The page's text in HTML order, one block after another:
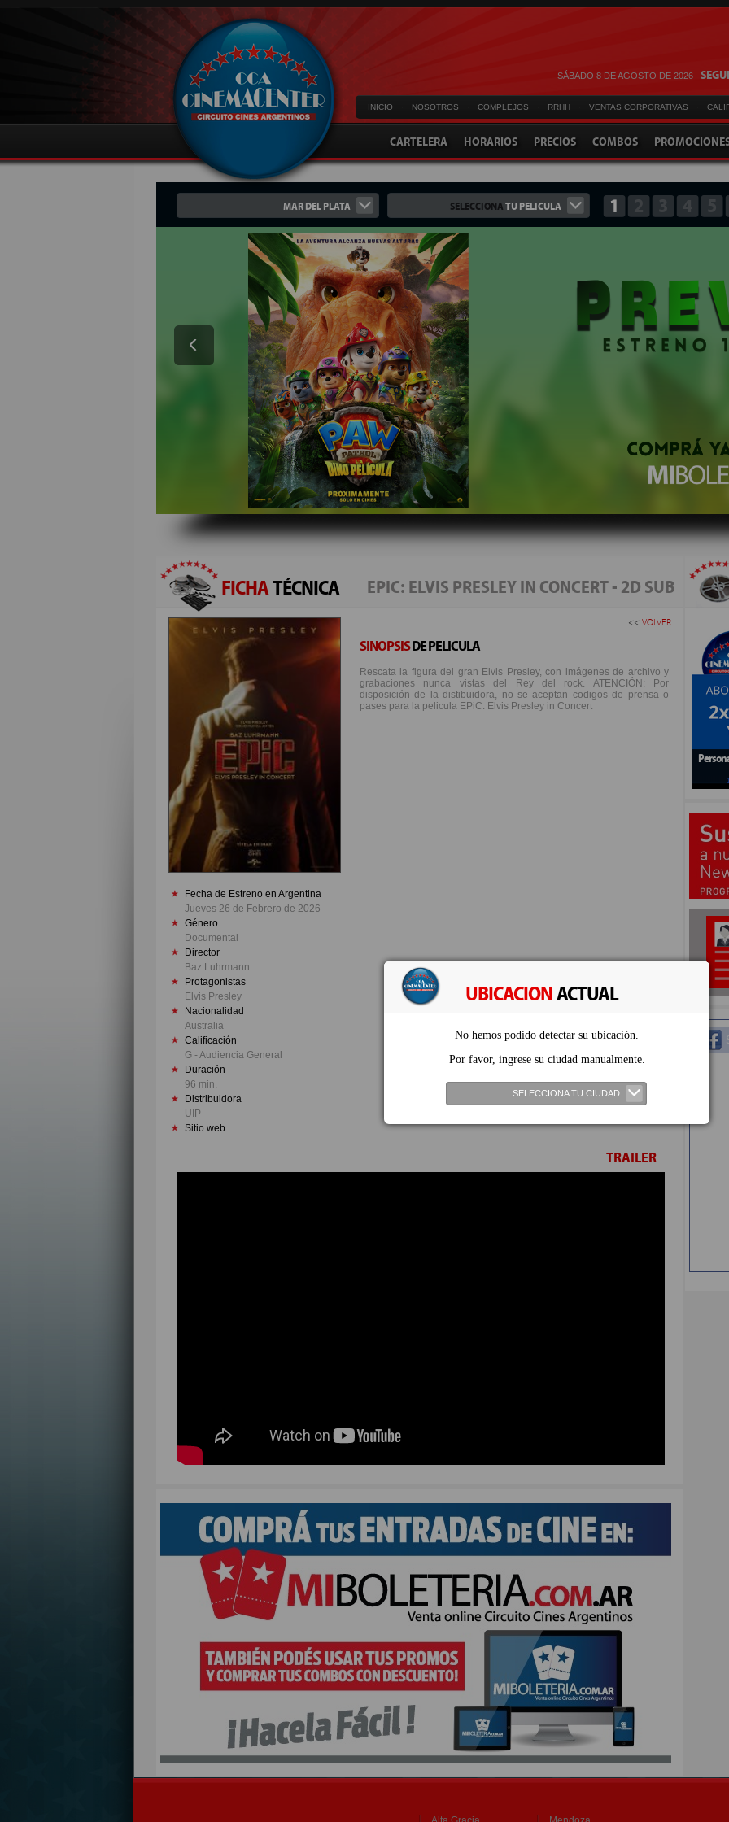
UBICACIONACTUAL
No hemos podido detectar su ubicación.
Por favor, ingrese su ciudad manualmente.
SELECCIONA TU CIUDAD
SÁBADO 8 DE AGOSTO DE 2026
INICIO · NOSOTROS · COMPLEJOS · RRHH · VENTAS CORPORATIVAS ·
CARTELERA HORARIOS PRECIOS COMBOS
MAR DEL PLATA SELECCIONATU PELICULA 1
EPIC: ELVIS PRESLEY IN CONCERT - 2D SUB
FICHATÉCNICA
Fecha de Estreno en Argentina
Jueves 26 de Febrero de 2026
Género
Documental
Director
Baz Luhrmann
Protagonistas
Elvis Presley
Nacionalidad
Australia
Calificación
G - Audiencia General
Duración
96 min.
Distribuidora
UIP
Sitio web
<< VOLVER
SINOPSISDE PELICULA
Rescata la figura del gran Elvis Presley, con imágenes de archivo y
grabaciones nunca vistas del Rey del rock. ATENCIÓN: Por
disposición de la distibuidora, no se aceptan codigos de prensa o
pases para la pelicula EPiC: Elvis Presley in Concert
TRAILER